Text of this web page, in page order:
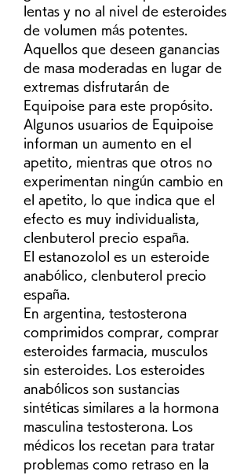
lentas y no al nivel de esteroides
de volumen más potentes.
Aquellos que deseen ganancias
de masa moderadas en lugar de
extremas disfrutarán de
Equipoise para este propósito.
Algunos usuarios de Equipoise
informan un aumento en el
apetito, mientras que otros no
experimentan ningún cambio en
el apetito, lo que indica que el
efecto es muy individualista,
clenbuterol precio españa.
El estanozolol es un esteroide
anabólico, clenbuterol precio
españa.
En argentina, testosterona
comprimidos comprar, comprar
esteroides farmacia, musculos
sin esteroides. Los esteroides
anabólicos son sustancias
sintéticas similares a la hormona
masculina testosterona. Los
médicos los recetan para tratar
problemas como retraso en la